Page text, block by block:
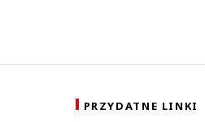
PRZYDATNE LINKI